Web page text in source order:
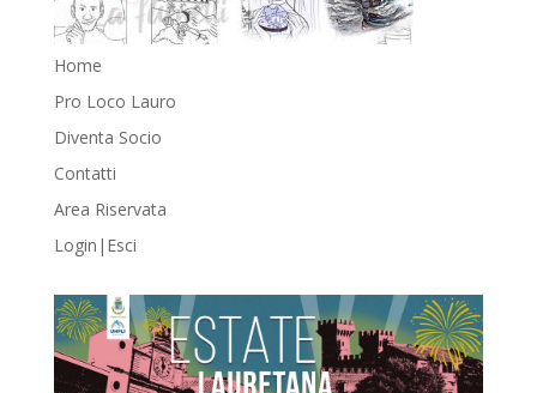
Home
Pro Loco Lauro
Diventa Socio
Contatti
Area Riservata
Login|Esci